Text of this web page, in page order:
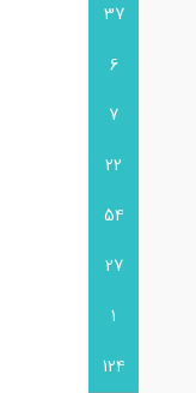
37
6
7
22
54
27
1
124